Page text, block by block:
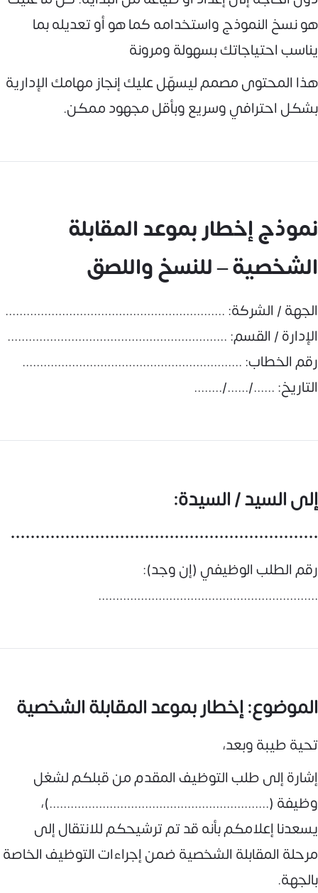
هو نسخ النموذج واستخدامه كما هو أو تعديله بما
يناسب احتياجاتك بسهولة ومرونة
هذا المحتوى مصمم ليسهّل عليك إنجاز مهامك الإدارية
بشكل احترافي وسريع وبأقل مجهود ممكن.
نموذج إخطار بموعد المقابلة
الشخصية – للنسخ واللصق
الجهة / الشركة: ..............................................................
الإدارة / القسم: ..............................................................
رقم الخطاب: ..............................................................
التاريخ: ....../....../........
إلى السيد / السيدة:
..............................................................
رقم الطلب الوظيفي (إن وجد):
..............................................................
الموضوع: إخطار بموعد المقابلة الشخصية
تحية طيبة وبعد،
إشارة إلى طلب التوظيف المقدم من قبلكم لشغل
وظيفة (..............................................................)،
يسعدنا إعلامكم بأنه قد تم ترشيحكم للانتقال إلى
مرحلة المقابلة الشخصية ضمن إجراءات التوظيف الخاصة
بالجهة.